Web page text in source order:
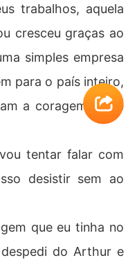
trabalhos, aquela
cresceu graças ao
simples empresa
para o país inteiro,
a coragem de te
tentar falar com
desistir sem ao
que eu tinha no
do Arthur e